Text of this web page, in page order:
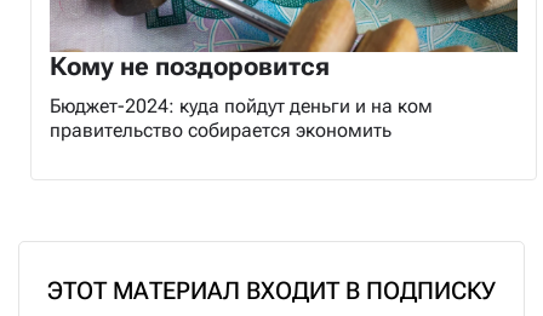
Кому не поздоровится
Бюджет-2024: куда пойдут деньги и на ком
правительство собирается экономить
ЭТОТ МАТЕРИАЛ ВХОДИТ В ПОДПИСКУ